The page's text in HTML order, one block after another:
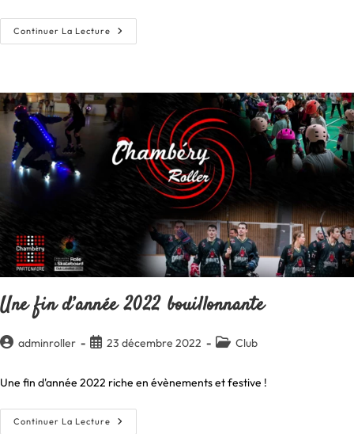
Continuer La Lecture Une
Année
Une fin d’année 2022 bouillonnante
Auteur/autrice
la
publication :
adminroller
Publication
23 décembre 2022
PostClub
Une fin d'année 2022 riche en évènements et festive !
Continuer La Lecture Une